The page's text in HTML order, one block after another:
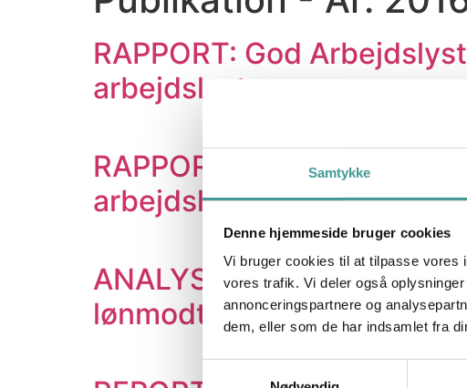
Samtykke
Denne hjemmeside bruger cookies
Vi bruger cookies til at tilpasse vores
vores trafik. Vi deler også
annonceringspartnere og
dem, eller som de har indsamlet fra
RAPPORT: God
arbejdslyst
RAPPORT: Hvad er
arbejdslivet
ANALYSE: Stress –
lønmodtagerne på det